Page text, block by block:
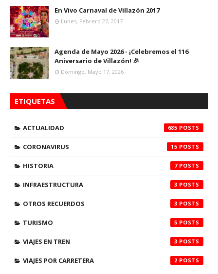
En Vivo Carnaval de Villazón 2017
Lunes, Febrero 27, 2017
Agenda de Mayo 2026 - ¡Celebremos el 116
Aniversario de Villazón! 🎉
Domingo, Mayo 17, 2026
ETIQUETAS
ACTUALIDAD 685
CORONAVIRUS 15
HISTORIA 7
INFRAESTRUCTURA 3
OTROS RECUERDOS 3
TURISMO 5
VIAJES EN TREN 3
VIAJES POR CARRETERA 2